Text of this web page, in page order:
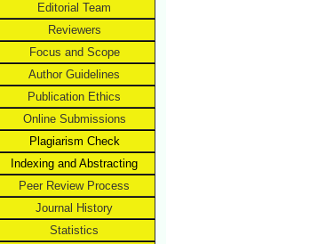
Editorial Team
Reviewers
Focus and Scope
Author Guidelines
Publication Ethics
Online Submissions
Plagiarism Check
Indexing and Abstracting
Peer Review Process
Journal History
Statistics